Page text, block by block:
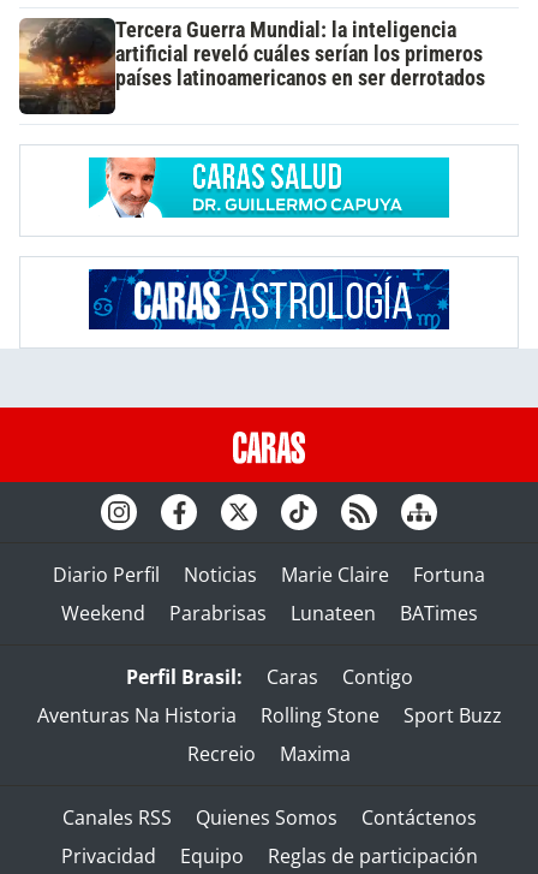
Tercera Guerra Mundial: la inteligencia
artificial reveló cuáles serían los primeros
países latinoamericanos en ser derrotados
Diario Perfil Noticias Marie Claire
Fortuna
Weekend
Parabrisas Lunateen BATimes
Perfil Brasil: Caras
Contigo
Aventuras Na Historia
Rolling Stone
Sport Buzz
Recreio
Maxima
Canales RSS Quienes Somos
Contáctenos
Privacidad
Equipo Reglas de participación